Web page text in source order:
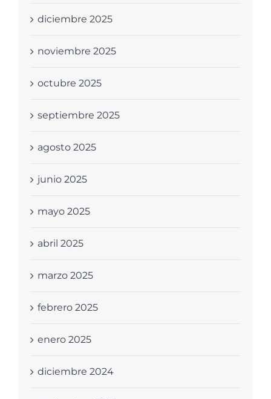
diciembre 2025
noviembre 2025
octubre 2025
septiembre 2025
agosto 2025
junio 2025
mayo 2025
abril 2025
marzo 2025
febrero 2025
enero 2025
diciembre 2024